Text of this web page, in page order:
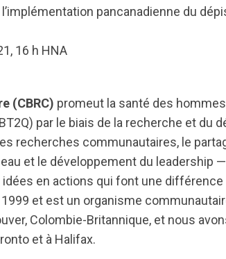
pancanadienne du
16 h HNA
(CBRC) promeut la santé des
par le biais de la recherche et du
recherches communautaires, le
et le développement du leadership
en actions qui font une différence
et est un organisme
Colombie-Britannique, et nous
et à Halifax.